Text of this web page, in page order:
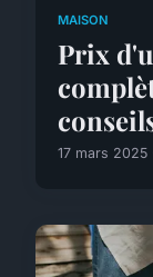
MAISON
Prix
17 mars 2025